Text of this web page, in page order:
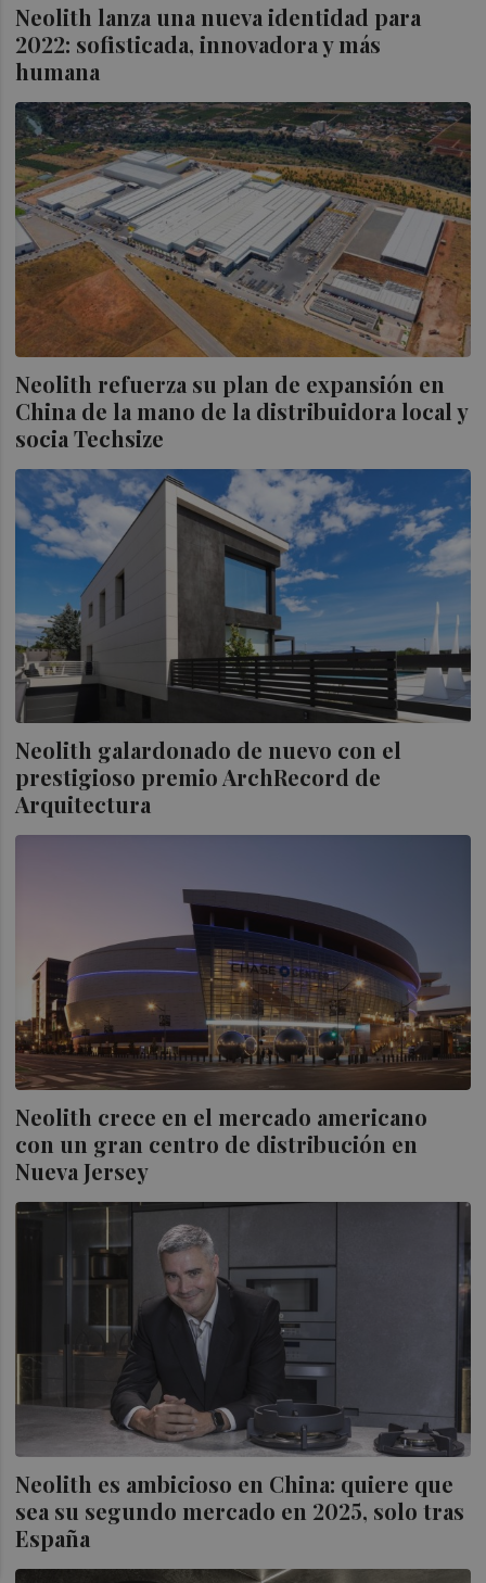
Neolith lanza una nueva identidad para
2022: sofisticada, innovadora y más
humana
Neolith refuerza su plan de expansión en
China de la mano de la distribuidora local y
socia Techsize
Neolith galardonado de nuevo con el
prestigioso premio ArchRecord de
Arquitectura
Neolith crece en el mercado americano
con un gran centro de distribución en
Nueva Jersey
Neolith es ambicioso en China: quiere que
sea su segundo mercado en 2025, solo tras
España